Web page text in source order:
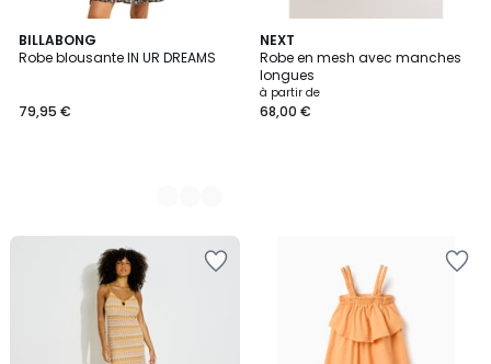
BILLABONG
Robe blousante IN UR DREAMS
79,95 €
3
Couleurs
NEXT
Robe en mesh avec manches
longues
à partir de
68,00 €